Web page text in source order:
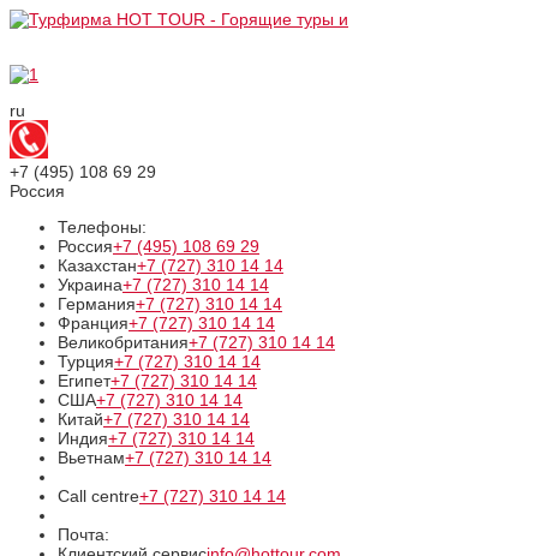
ru
+7 (495) 108 69 29
Россия
Телефоны:
Россия+7 (495) 108 69 29
Казахстан+7 (727) 310 14 14
Украина+7 (727) 310 14 14
Германия+7 (727) 310 14 14
Франция+7 (727) 310 14 14
Великобритания+7 (727) 310 14 14
Турция+7 (727) 310 14 14
Египет+7 (727) 310 14 14
США+7 (727) 310 14 14
Китай+7 (727) 310 14 14
Индия+7 (727) 310 14 14
Вьетнам+7 (727) 310 14 14
Call centre+7 (727) 310 14 14
Почта: